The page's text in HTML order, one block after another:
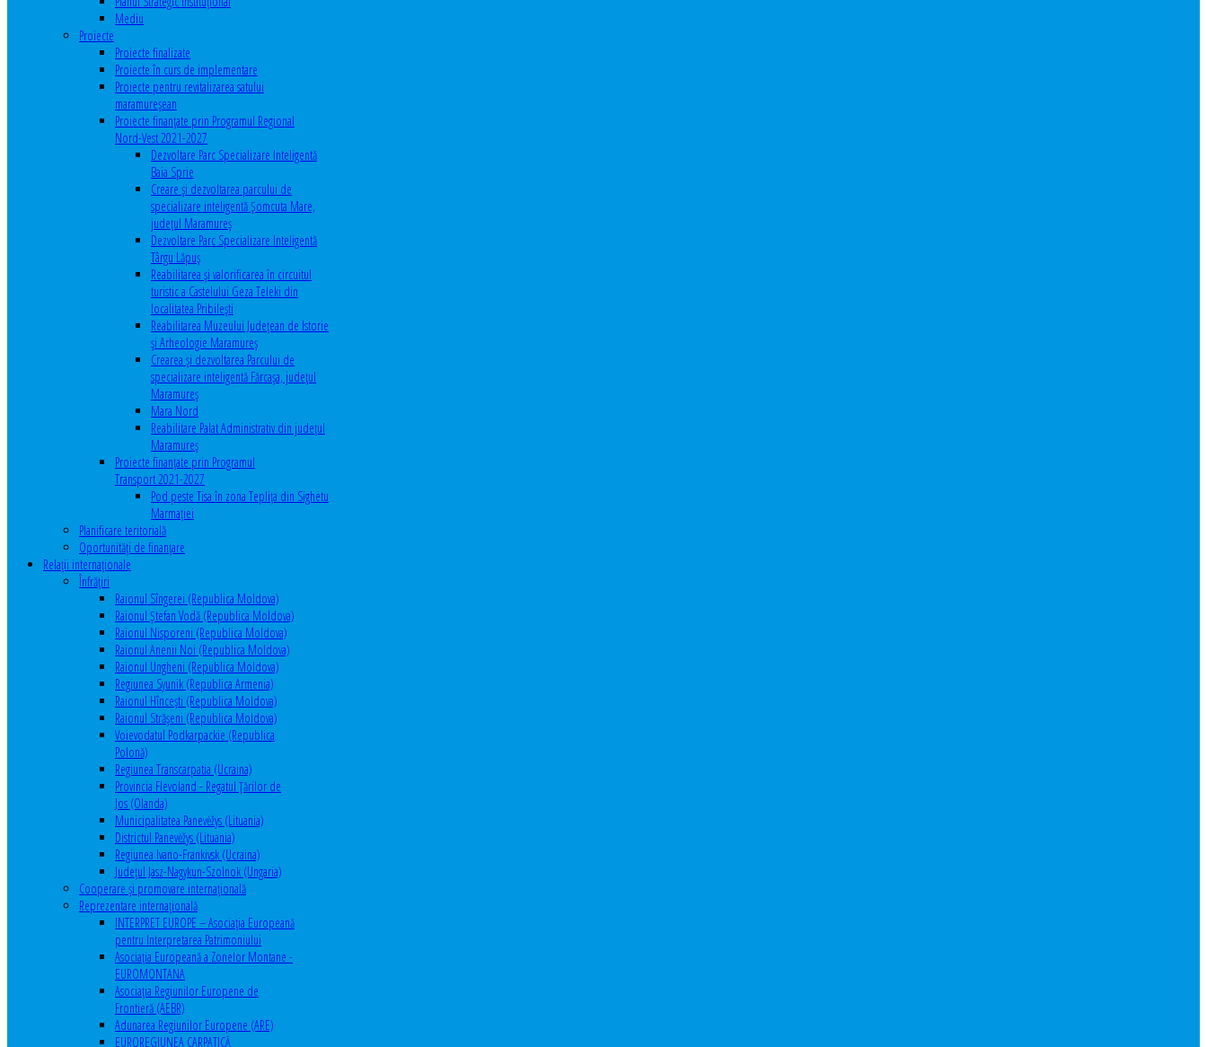
Mediu
Proiecte
Proiecte finalizate
Proiecte în curs de implementare
Proiecte pentru revitalizarea satului
maramureşean
Proiecte finanțate prin Programul Regional
Nord-Vest 2021-2027
Dezvoltare Parc Specializare Inteligentă
Baia Sprie
Creare și dezvoltarea parcului de
specializare inteligentă Șomcuta Mare,
județul Maramureș
Dezvoltare Parc Specializare Inteligentă
Târgu Lăpuș
Reabilitarea și valorificarea în circuitul
turistic a Castelului Geza Teleki din
localitatea Pribilești
Reabilitarea Muzeului Județean de Istorie
și Arheologie Maramureș
Crearea și dezvoltarea Parcului de
specializare inteligentă Fărcașa, județul
Maramureș
Mara Nord
Reabilitare Palat Administrativ din județul
Maramureș
Proiecte finanțate prin Programul
Transport 2021-2027
Pod peste Tisa în zona Teplița din Sighetu
Marmației
Planificare teritorială
Oportunităţi de finanţare
Relaţii internaţionale
Înfrăţiri
Raionul Sîngerei (Republica Moldova)
Raionul Ștefan Vodă (Republica Moldova)
Raionul Nisporeni (Republica Moldova)
Raionul Anenii Noi (Republica Moldova)
Raionul Ungheni (Republica Moldova)
Regiunea Syunik (Republica Armenia)
Raionul Hîncești (Republica Moldova)
Raionul Străşeni (Republica Moldova)
Voievodatul Podkarpackie (Republica
Polonă)
Regiunea Transcarpatia (Ucraina)
Provincia Flevoland - Regatul Ţărilor de
Jos (Olanda)
Municipalitatea Panevėžys (Lituania)
Districtul Panevėžys (Lituania)
Regiunea Ivano-Frankivsk (Ucraina)
Judeţul Jasz-Nagykun-Szolnok (Ungaria)
Cooperare şi promovare internaţională
Reprezentare internaţională
INTERPRET EUROPE – Asociația Europeană
pentru Interpretarea Patrimoniului
Asociația Europeană a Zonelor Montane -
EUROMONTANA
Asociația Regiunilor Europene de
Frontieră (AEBR)
Adunarea Regiunilor Europene (ARE)
EUROREGIUNEA CARPATICĂ